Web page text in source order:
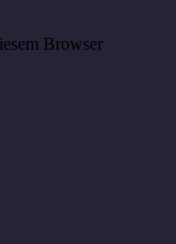
Browser